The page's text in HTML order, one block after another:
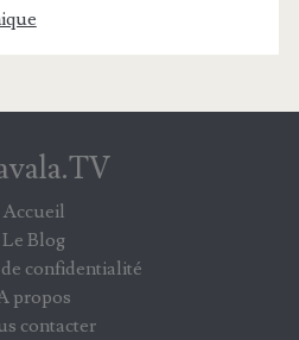
Accueil
Le Blog
confidentialité
propos
contacter